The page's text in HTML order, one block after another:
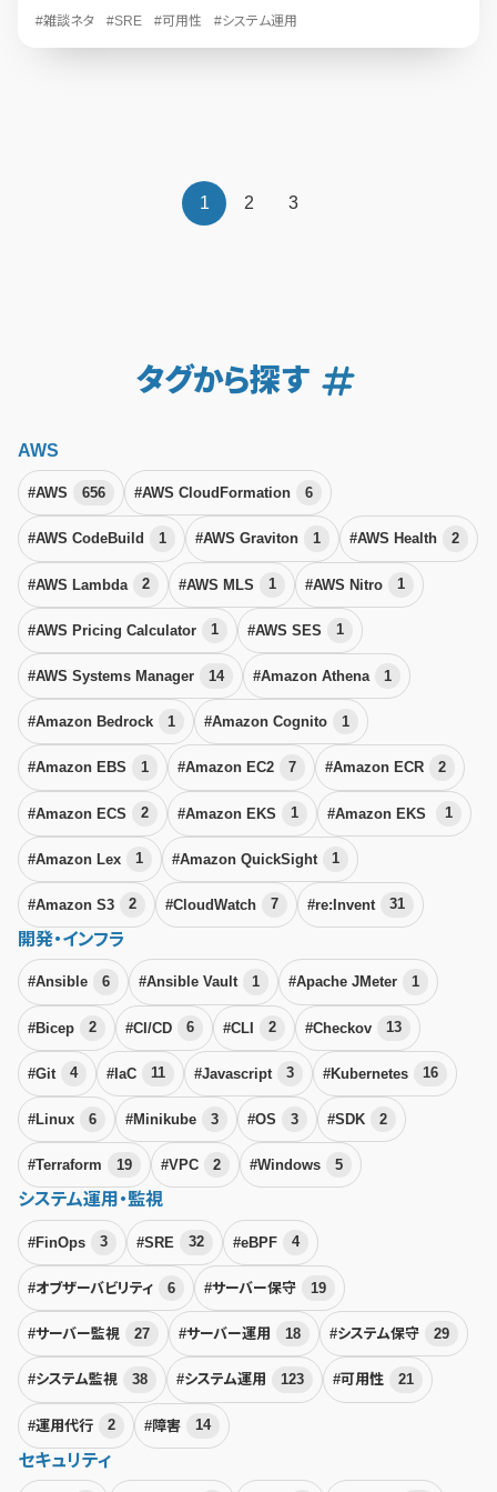
#雑談ネタ #SRE #可用性 #システム運用
1 2 3
タグから探す
AWS
#AWS 656 #AWS CloudFormation 6
#AWS CodeBuild 1 #AWS Graviton 1 #AWS Health 2
#AWS Lambda 2 #AWS MLS 1 #AWS Nitro 1
#AWS Pricing Calculator 1 #AWS SES 1
#AWS Systems Manager 14 #Amazon Athena 1
#Amazon Bedrock 1 #Amazon Cognito 1
#Amazon EBS 1 #Amazon EC2 7 #Amazon ECR 2
#Amazon ECS 2 #Amazon EKS 1 #Amazon EKS 1
#Amazon Lex 1 #Amazon QuickSight 1
#Amazon S3 2 #CloudWatch 7 #re:Invent 31
開発・インフラ
#Ansible 6 #Ansible Vault 1 #Apache JMeter 1
#Bicep 2 #CI/CD 6 #CLI 2 #Checkov 13
#Git 4 #IaC 11 #Javascript 3 #Kubernetes 16
#Linux 6 #Minikube 3 #OS 3 #SDK 2
#Terraform 19 #VPC 2 #Windows 5
システム運用・監視
#FinOps 3 #SRE 32 #eBPF 4
#オブザーバビリティ 6 #サーバー保守 19
#サーバー監視 27 #サーバー運用 18 #システム保守 29
#システム監視 38 #システム運用 123 #可用性 21
#運用代行 2 #障害 14
セキュリティ